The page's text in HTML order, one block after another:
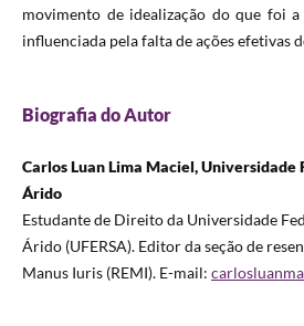
movimento de idealização do que foi
influenciada pela falta de ações efetivas
Biografia do Autor
Carlos Luan Lima Maciel, Universidade
Árido
Estudante de Direito da Universidade
Árido (UFERSA). Editor da seção de
Manus Iuris (REMI). E-mail: